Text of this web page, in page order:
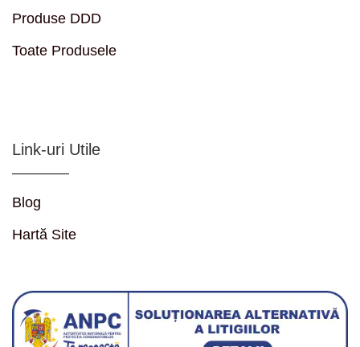
Produse DDD
Toate Produsele
Link-uri Utile
Blog
Hartă Site